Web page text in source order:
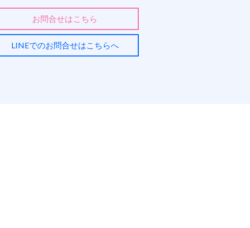
お問合せはこちら
LINEでのお問合せはこちらへ